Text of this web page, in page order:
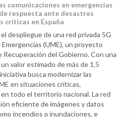
comunicaciones en emergencias
respuesta ante desastres
críticas en España
despliegue de una red privada 5G
(UME), un proyecto
Recuperación del Gobierno. Con una
valor estimado de más de 1,5
busca modernizar las
en situaciones críticas,
todo el territorio nacional. La red
eficiente de imágenes y datos
incendios o inundaciones, e